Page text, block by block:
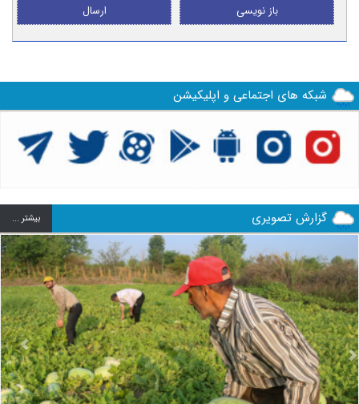
ارسال باز نویسی
شبکه های اجتماعی و اپلیکیشن
گزارش تصویری بيشتر ...
Next